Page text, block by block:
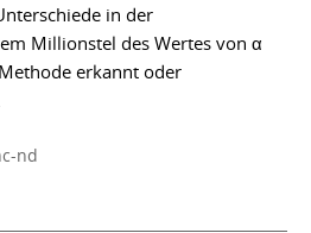
in der
Millionstel des Wertes von α
erkannt oder
nd